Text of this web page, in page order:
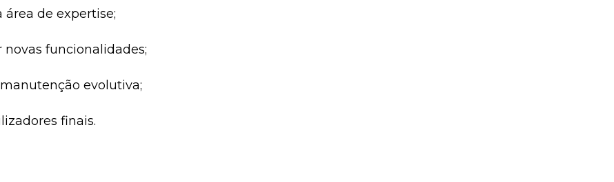
de expertise;
funcionalidades;
evolutiva;
finais.